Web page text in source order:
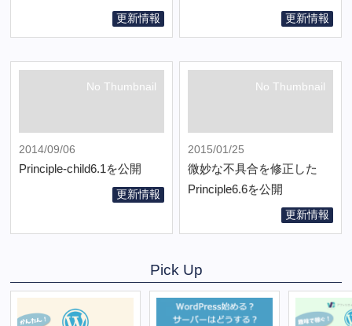
更新情報 更新情報
No Thumbnail
2014/09/06
Principle-child6.1を公開
更新情報
No Thumbnail
2015/01/25
微妙な不具合を修正した
Principle6.6を公開
更新情報
Pick Up